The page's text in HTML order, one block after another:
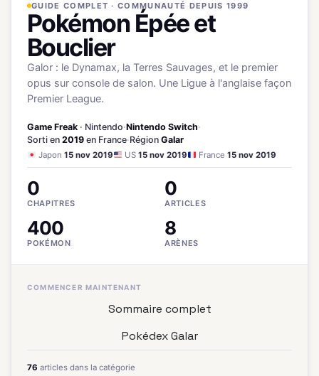
GUIDE COMPLET · COMMUNAUTÉ DEPUIS 1999
Pokémon Épée et
Bouclier
Galor : le Dynamax, la Terres Sauvages, et le premier
opus sur console de salon. Une Ligue à l'anglaise façon
Premier League.
Game Freak · Nintendo·Nintendo Switch·
Sorti en 2019 en France·Région Galar
Japon15 nov 2019 US15 nov 2019 France15 nov 2019
0
CHAPITRES
0
ARTICLES
400
POKÉMON
8
ARÈNES
COMMENCER MAINTENANT
Sommaire complet
Pokédex Galar
76 articles dans la catégorie